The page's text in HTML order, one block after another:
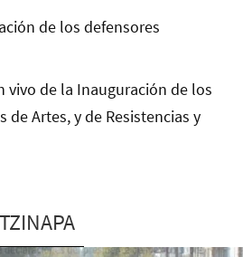
de los defensores
vivo de la Inauguración de los
de Artes, y de Resistencias y